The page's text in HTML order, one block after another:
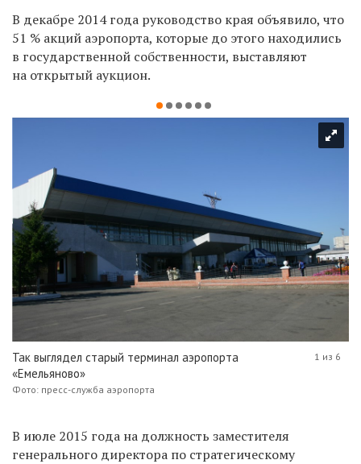
В декабре 2014 года руководство края объявило, что
51 % акций аэропорта, которые до этого находились
в государственной собственности, выставляют
на открытый аукцион.
Так выглядел старый терминал аэропорта
«Емельяново»
Фото: пресс-служба аэропорта
1 из 6
В июле 2015 года на должность заместителя
генерального директора по стратегическому